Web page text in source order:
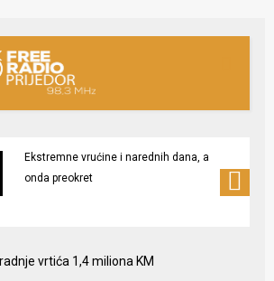
Ekstremne vrućine i narednih dana, a
onda preokret